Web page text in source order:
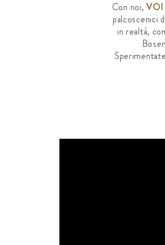
Con noi,VOI
palcoscenici
in realtà,